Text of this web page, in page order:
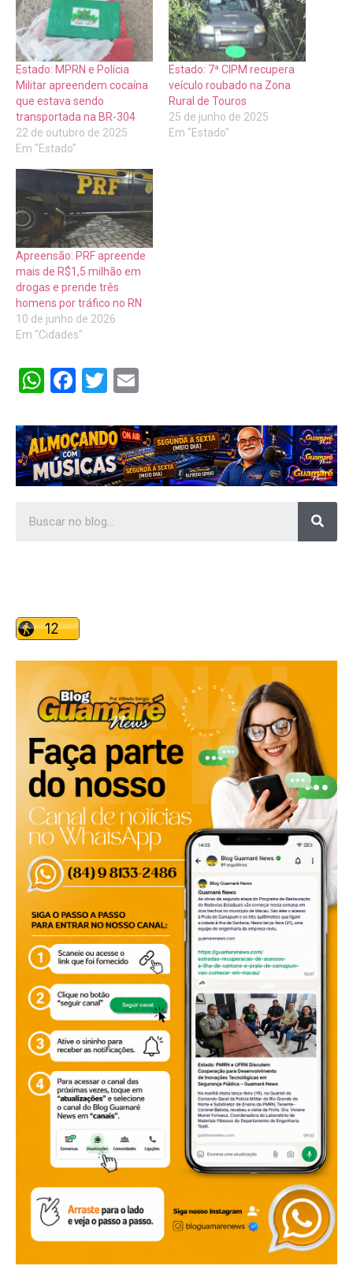
Estado: MPRN e Polícia
Militar apreendem cocaína
que estava sendo
transportada na BR-304
22 de outubro de 2025
Em "Estado"
Estado: 7ª CIPM recupera
veículo roubado na Zona
Rural de Touros
25 de junho de 2025
Em "Estado"
Apreensão: PRF apreende
mais de R$1,5 milhão em
drogas e prende três
homens por tráfico no RN
10 de junho de 2026
Em "Cidades"
WhatsApp
Facebook
Twitter